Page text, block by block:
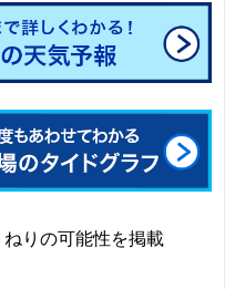
りの可能性を掲載